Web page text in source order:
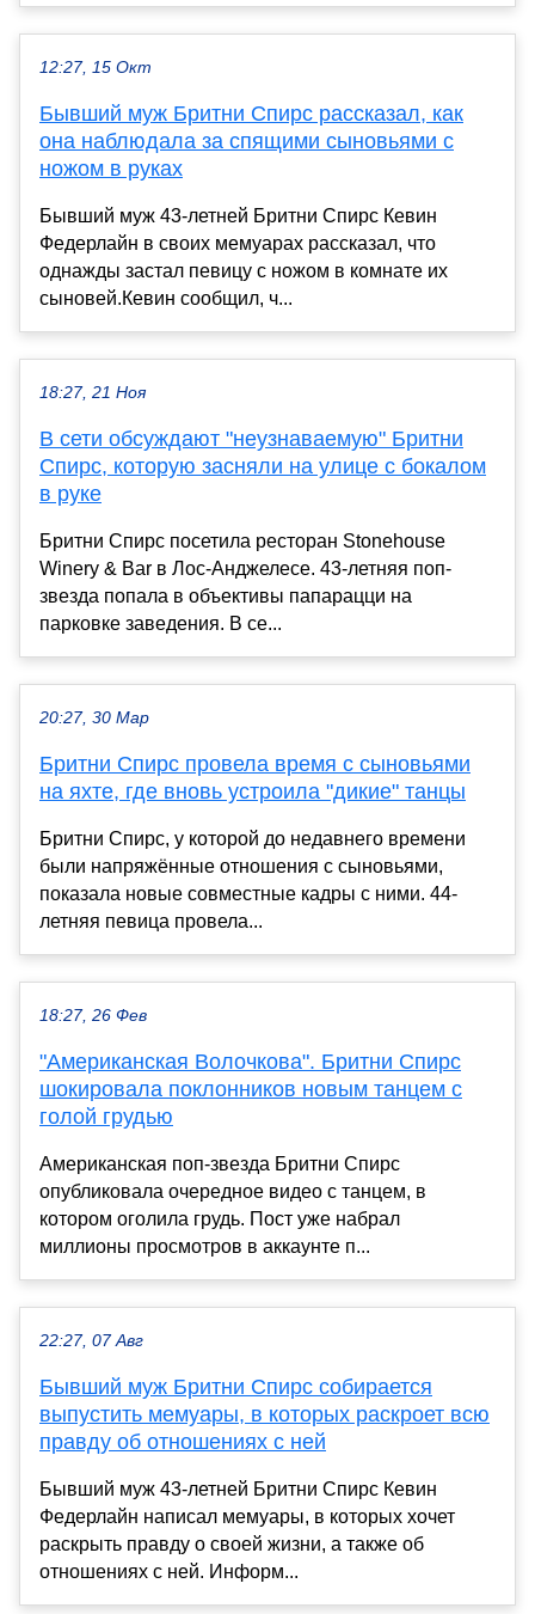
12:27, 15 Окт
Бывший муж Бритни Спирс рассказал, как
она наблюдала за спящими сыновьями с
ножом в руках
Бывший муж 43-летней Бритни Спирс Кевин
Федерлайн в своих мемуарах рассказал, что
однажды застал певицу с ножом в комнате их
сыновей.Кевин сообщил, ч...
18:27, 21 Ноя
В сети обсуждают "неузнаваемую" Бритни
Спирс, которую засняли на улице с бокалом
в руке
Бритни Спирс посетила ресторан Stonehouse
Winery & Bar в Лос-Анджелесе. 43-летняя поп-
звезда попала в объективы папарацци на
парковке заведения. В се...
20:27, 30 Мар
Бритни Спирс провела время с сыновьями
на яхте, где вновь устроила "дикие" танцы
Бритни Спирс, у которой до недавнего времени
были напряжённые отношения с сыновьями,
показала новые совместные кадры с ними. 44-
летняя певица провела...
18:27, 26 Фев
"Американская Волочкова". Бритни Спирс
шокировала поклонников новым танцем с
голой грудью
Американская поп-звезда Бритни Спирс
опубликовала очередное видео с танцем, в
котором оголила грудь. Пост уже набрал
миллионы просмотров в аккаунте п...
22:27, 07 Авг
Бывший муж Бритни Спирс собирается
выпустить мемуары, в которых раскроет всю
правду об отношениях с ней
Бывший муж 43-летней Бритни Спирс Кевин
Федерлайн написал мемуары, в которых хочет
раскрыть правду о своей жизни, а также об
отношениях с ней. Информ...